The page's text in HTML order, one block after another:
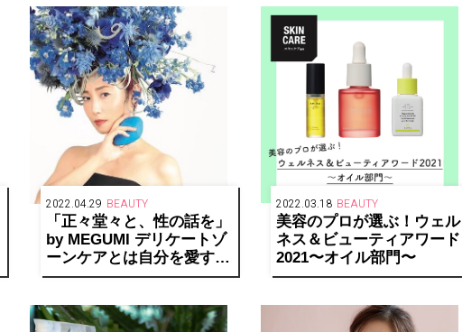
2022.04.29 BEAUTY
「正々堂々と、性の話を」
by MEGUMI デリケートゾ
ーンケアとは自分を愛する
こと
2022.03.18 BEAUTY
美容のプロが選ぶ！ウェル
ネス＆ビューティアワード
2021〜オイル部門〜